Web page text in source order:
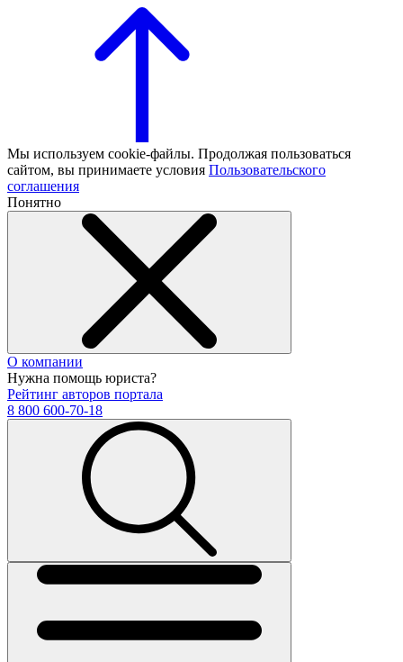
Мы используем cookie-файлы. Продолжая пользоваться
сайтом, вы принимаете условия Пользовательского
соглашения
Понятно
О компании
Нужна помощь юриста?
Рейтинг авторов портала
8 800 600-70-18